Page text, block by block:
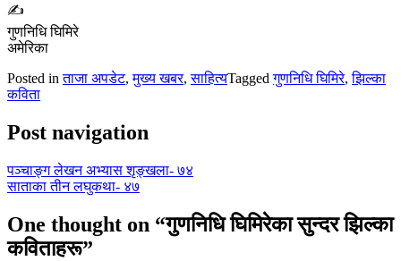
✍️
गुणनिधि घिमिरे
अमेरिका
Posted inताजा अपडेट,मुख्य खबर,साहित्यTaggedगुणनिधि घिमिरे,झिल्का
कविता
Post navigation
पञ्चाङ्ग लेखन अभ्यास शृङ्खला- ७४
साताका तीन लघुकथा- ४७
One thought on “गुणनिधि घिमिरेका सुन्दर झिल्का
कविताहरू”